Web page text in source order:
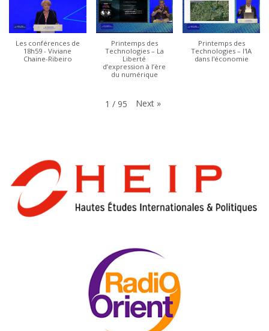
Les conférences de
18h59 - Viviane
Chaine-Ribeiro
Printemps des
Technologies – La
Liberté
d’expression à l’ère
du numérique
Printemps des
Technologies – l'IA
dans l'économie
1 / 95 Next »